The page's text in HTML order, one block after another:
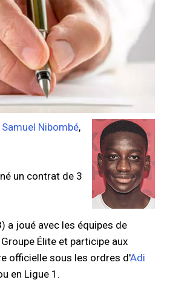
Samuel Nibombé,
un contrat de 3
a joué avec les équipes de
Élite et participe aux
officielle sous les ordres d'Adi
en Ligue 1.